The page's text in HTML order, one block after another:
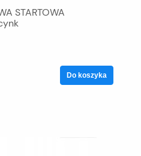
STARTOWA
Do koszyka